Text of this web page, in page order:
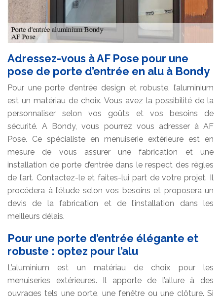
Adressez-vous à AF Pose pour une
pose de porte d’entrée en alu à Bondy
Pour une porte d’entrée design et robuste, l’aluminium
est un matériau de choix. Vous avez la possibilité de la
personnaliser selon vos goûts et vos besoins de
sécurité. A Bondy, vous pourrez vous adresser à AF
Pose. Ce spécialiste en menuiserie extérieure est en
mesure de vous assurer une fabrication et une
installation de porte d’entrée dans le respect des règles
de l’art. Contactez-le et faites-lui part de votre projet. Il
procédera à l’étude selon vos besoins et proposera un
devis de la fabrication et de l’installation dans les
meilleurs délais.
Pour une porte d’entrée élégante et
robuste : optez pour l’alu
L’aluminium est un matériau de choix pour les
menuiseries extérieures. Il apporte de l’allure à des
ouvrages tels une porte, une fenêtre ou une clôture. Si